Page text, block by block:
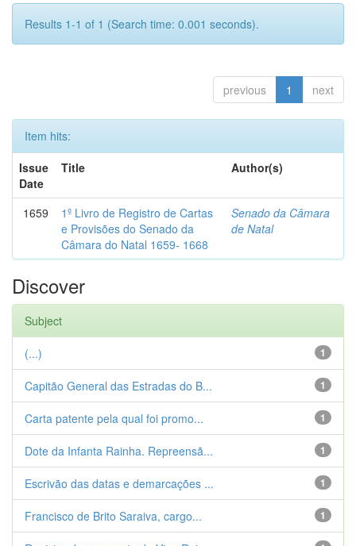
Results 1-1 of 1 (Search time: 0.001 seconds).
previous 1 next
Item hits:
Issue
Date
Title Author(s)
1659
1º Livro de Registro de Cartas
e Provisões do Senado da
Câmara do Natal 1659- 1668
Senado da Câmara
de Natal
Discover
Subject
1
(...)
1
Capitão General das Estradas do B...
1
Carta patente pela qual foi promo...
1
Dote da Infanta Rainha. Repreensã...
1
Escrivão das datas e demarcações ...
1
Francisco de Brito Saraiva, cargo...